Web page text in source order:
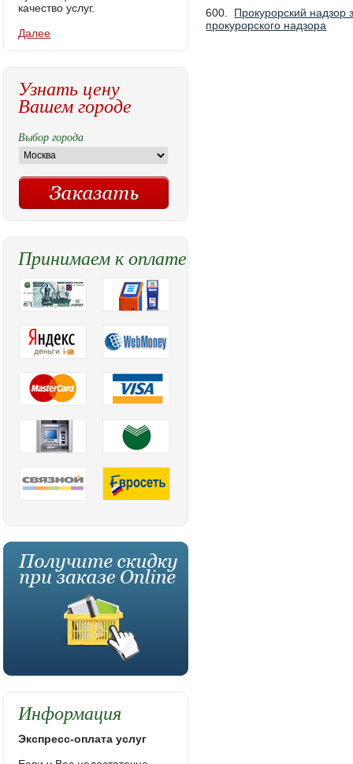
600. Прокурорский надзор
прокурорского надзора
качество услуг.
Далее
Узнать цену
Вашем городе
Выбор города
Принимаем к оплате
Информация
Экспресс-оплата услуг